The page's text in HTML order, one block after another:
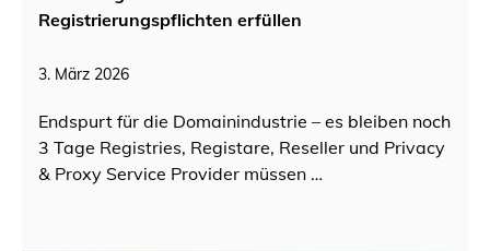
Registrierungspflichten erfüllen
3. März 2026
Endspurt für die Domainindustrie – es bleiben noch
3 Tage Registries, Registare, Reseller und Privacy
& Proxy Service Provider müssen …